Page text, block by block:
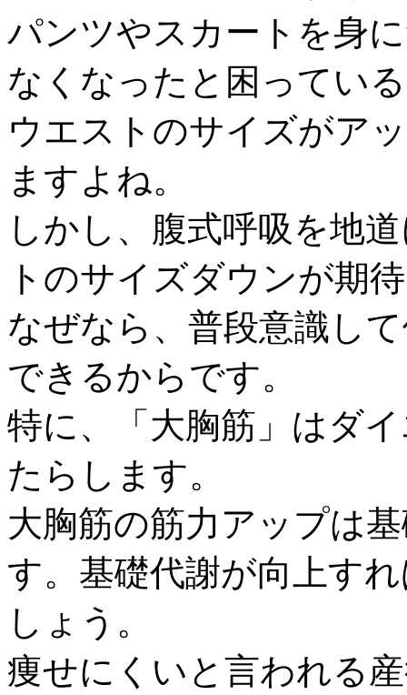
パンツやスカートを身
なくなったと困ってい
ウエストのサイズがア
ますよね。
しかし、腹式呼吸を地
トのサイズダウンが期
なぜなら、普段意識し
できるからです。
特に、「大胸筋」はダ
たらします。
大胸筋の筋力アップは
す。基礎代謝が向上す
しょう。
痩せにくいと言われる